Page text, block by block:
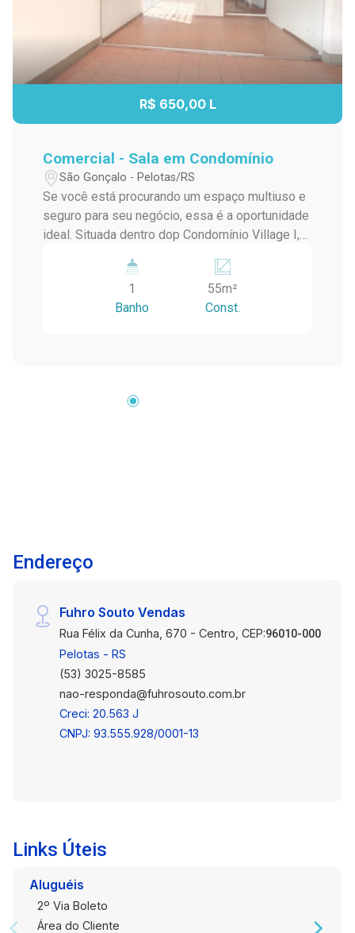
R$ 650,00 L
Comercial - Sala em Condomínio
São Gonçalo - Pelotas/RS
Se você está procurando um espaço multiuso e
seguro para seu negócio, essa é a oportunidade
ideal. Situada dentro dop Condomínio Village I,
unificados, oferece ótimo aproveitamento de
área e excelente visibilidade para o público.
Características do imóvel: Dois espaços
iluminação natural nas áreas frontais. Localizada
1
Banho
55m²
Const.
Endereço
Fuhro Souto Vendas
Rua Félix da Cunha, 670 - Centro, CEP:96010-000
Pelotas - RS
(53) 3025-8585
nao-responda@fuhrosouto.com.br
Creci: 20.563 J
CNPJ: 93.555.928/0001-13
Links Úteis
Aluguéis
2º Via Boleto
Área do Cliente